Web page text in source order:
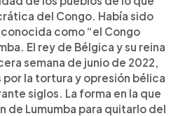
del Congo. Había sido
como “el Congo
El rey de Bélgica y su reina
semana de junio de 2022,
la tortura y opresión bélica
siglos. La forma en la que
de Lumumba para quitarlo del